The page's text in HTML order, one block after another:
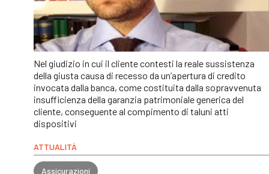
Nel giudizio in cui il cliente contesti la reale sussistenza
della giusta causa di recesso da un’apertura di credito
invocata dalla banca, come costituita dalla sopravvenuta
insufficienza della garanzia patrimoniale generica del
cliente, conseguente al compimento di taluni atti
dispositivi
ATTUALITÀ
Assicurazioni